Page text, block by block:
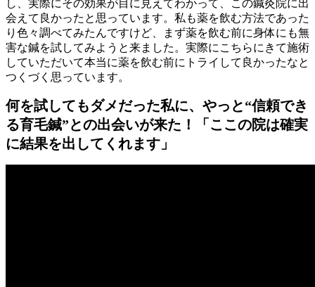
し、実際にその効果が目に見えてわかって、この鍼灸院に出
会えて良かったと思っています。私も薬を飲む方法であった
り色々調べてみたんですけど、まず薬を飲む前に身体にも無
害な鍼を試してみようと来ました。実際にこちらにきて施術
していただいて本当に薬を飲む前にトライして良かったなと
つくづく思っています。
何を試してもダメだった私に、やっと“信頼でき
る育毛鍼”との出会いが来た！「ここの院は確実
に結果を出してくれます」